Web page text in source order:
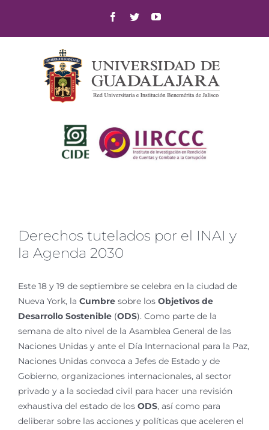
content
Facebook
TwitterYouTube
Derechos tutelados por el INAI y
la Agenda 2030
Este 18 y 19 de septiembre se celebra en la ciudad de
Nueva York, la Cumbre sobre los Objetivos de
Desarrollo Sostenible (ODS). Como parte de la
semana de alto nivel de la Asamblea General de las
Naciones Unidas y ante el Día Internacional para la Paz,
Naciones Unidas convoca a Jefes de Estado y de
Gobierno, organizaciones internacionales, al sector
privado y a la sociedad civil para hacer una revisión
exhaustiva del estado de los ODS, así como para
deliberar sobre las acciones y políticas que aceleren el